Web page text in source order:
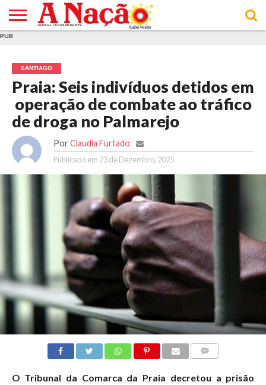
E DE
COOKIES
DE
UTILIZAÇÃO
PUB
SANTIAGO
Praia: Seis indivíduos detidos em
operação de combate ao tráfico
de droga no Palmarejo
Por Claudia Furtado
Publicado em 23 de Dezembro, 2025
O Tribunal da Comarca da Praia decretou a prisão